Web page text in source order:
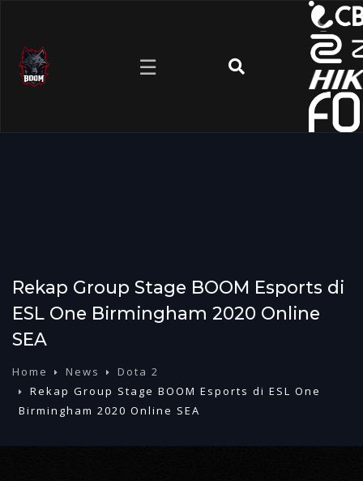
☰
Rekap Group Stage BOOM Esports di
ESL One Birmingham 2020 Online
SEA
Home News
Dota 2
Rekap Group Stage BOOM Esports di ESL One
Birmingham 2020 Online SEA